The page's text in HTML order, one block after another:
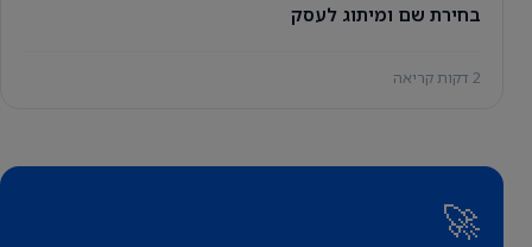
בחירת שם ומיתוג לעסק
2 דקות קריאה
🚀